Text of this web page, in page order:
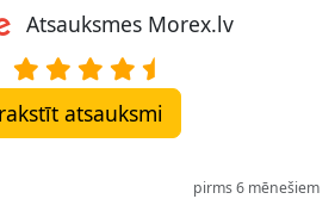
Atsauksmes Morex.lv
atsauksmi
pirms 6 mēnešiem